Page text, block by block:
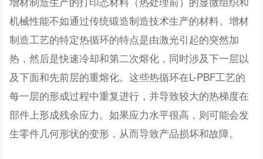
机械性能不如通过传统锻造制造技术生产的材料。增材
制造工艺的特定热循环的特点是由激光引起的突然加
热，然后是快速冷却和第二次熔化，同时涉及下一层以
及下面和先前层的重熔化。这些热循环在L-PBF工艺的
每一层的形成过程中重复进行，并导致较大的热梯度在
部件上形成残余应力。如果应力水平很高，则可能会发
生零件几何形状的变形，从而导致产品损坏和故障。